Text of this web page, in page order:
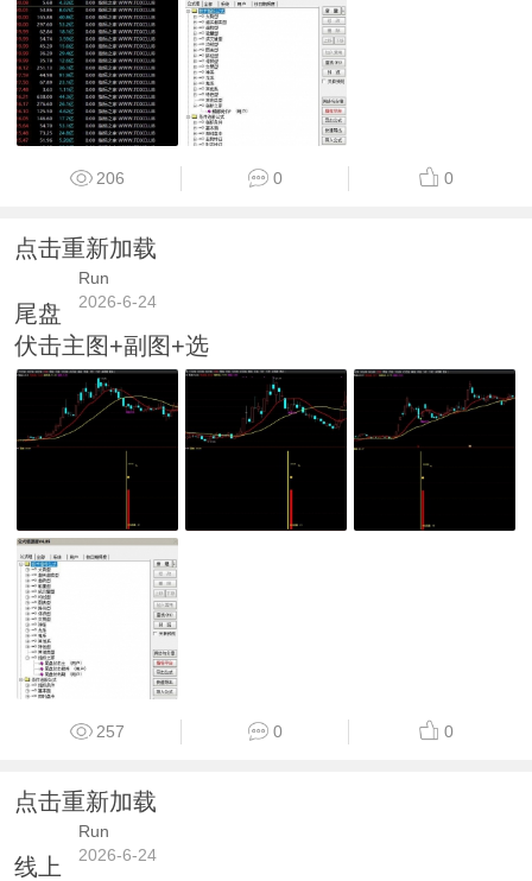
206 0 0
点击重新加载
Run
2026-6-24
尾盘
伏击主图+副图+选
257 0 0
点击重新加载
Run
2026-6-24
线上